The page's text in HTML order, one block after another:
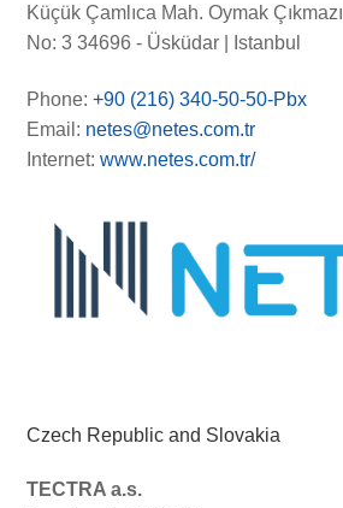
Küçük Çamlıca Mah. Oymak Çıkmazı
No: 3 34696 - Üsküdar | Istanbul
Phone:+90 (216) 340-50-50-Pbx
Email: netes@netes.com.tr
Internet:www.netes.com.tr/
Czech Republic and Slovakia
TECTRA a.s.